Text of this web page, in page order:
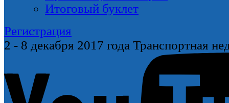
Итоговый буклет
Регистрация
2 - 8 декабря 2017 года Транспортная